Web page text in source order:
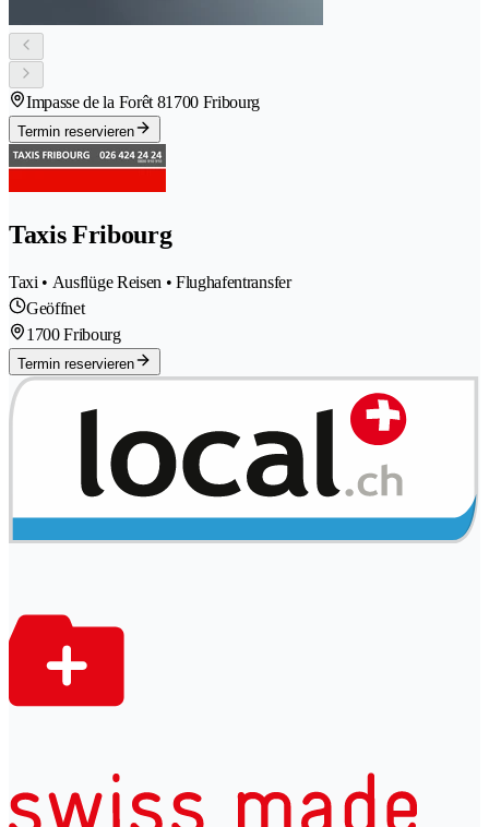
Impasse de la Forêt 81700 Fribourg
Termin reservieren
Taxis Fribourg
Taxi • Ausflüge Reisen • Flughafentransfer
Geöffnet
1700 Fribourg
Termin reservieren